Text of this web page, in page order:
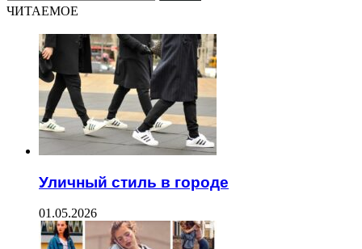
ЧИТАЕМОЕ
Уличный стиль в городе
01.05.2026